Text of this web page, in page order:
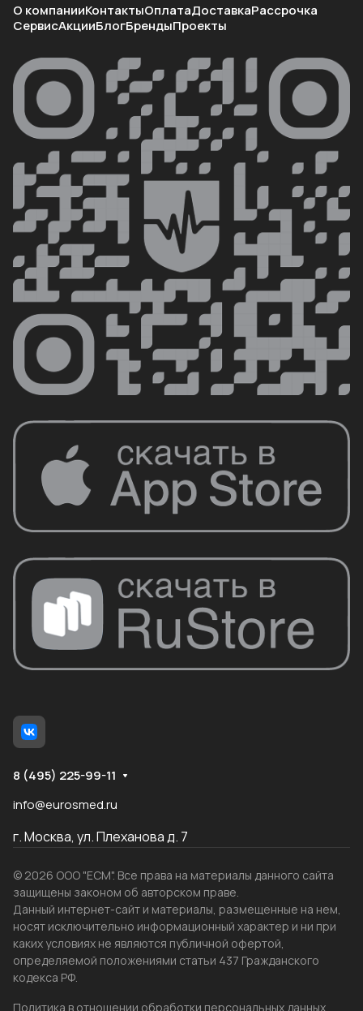
О компанииКонтактыОплатаДоставкаРассрочка
СервисАкцииБлогБрендыПроекты
8 (495) 225-99-11
info@eurosmed.ru
г. Москва, ул. Плеханова д. 7
© 2026 ООО "ЕСМ". Все права на материалы данного сайта
защищены законом об авторском праве.
Данный интернет-сайт и материалы, размещенные на нем,
носят исключительно информационный характер и ни при
каких условиях не являются публичной офертой,
определяемой положениями статьи 437 Гражданского
кодекса РФ.
Политика в отношении обработки персональных данных